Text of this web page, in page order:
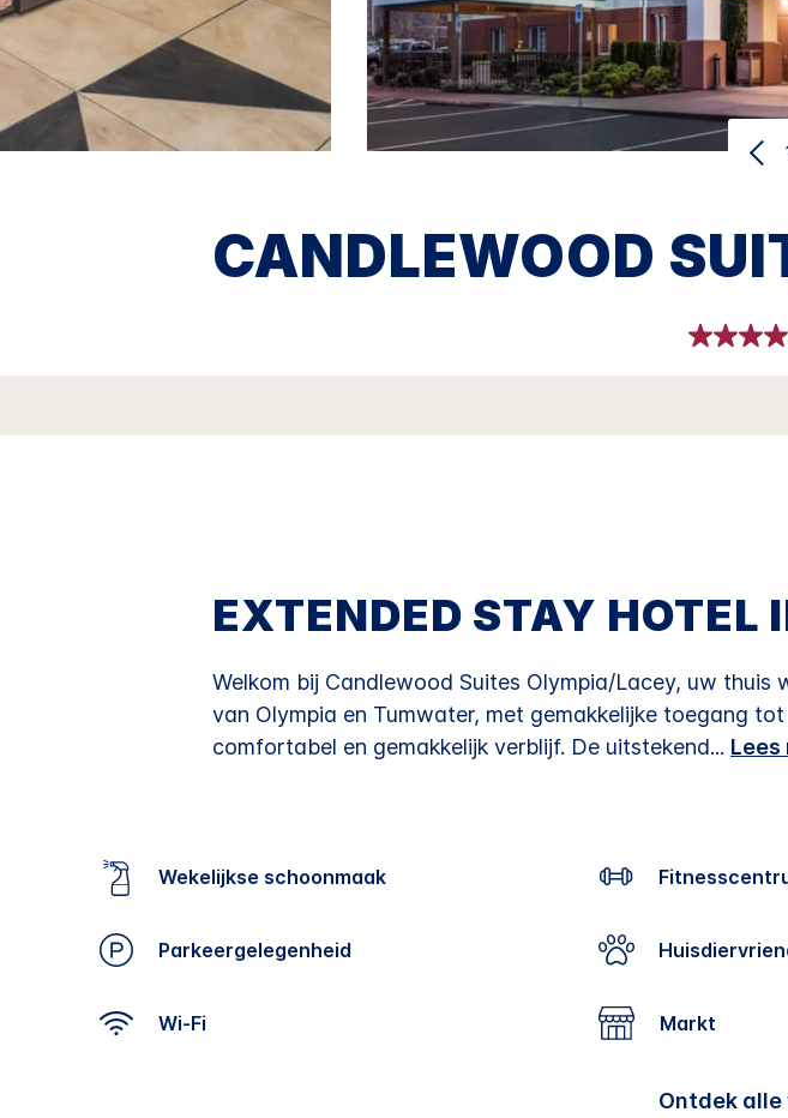
CANDLEWOOD
EXTENDED STAY HOTEL
Welkom bij Candlewood Suites Olympia/Lacey, uw
van Olympia en Tumwater, met gemakkelijke toegang
comfortabel en gemakkelijk verblijf. De uitstekend... Lees
Wekelijkse schoonmaak
Parkeergelegenheid
Wi-Fi Markt
Ontdek alle